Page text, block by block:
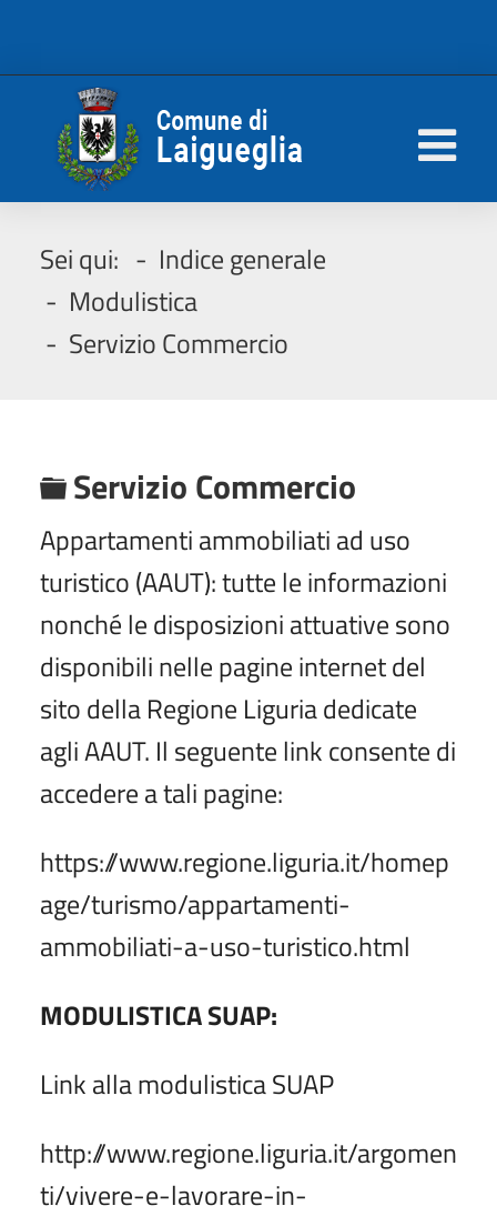
Sei qui:
Indice generale
Modulistica
Servizio Commercio
C
a
r
t
e
l
l
a
Servizio Commercio
Appartamenti ammobiliati ad uso
turistico (AAUT): tutte le informazioni
nonché le disposizioni attuative sono
disponibili nelle pagine internet del
sito della Regione Liguria dedicate
agli AAUT. Il seguente link consente di
accedere a tali pagine:
https://www.regione.liguria.it/homep
age/turismo/appartamenti-
ammobiliati-a-uso-turistico.html
MODULISTICA SUAP:
Link alla modulistica SUAP
http://www.regione.liguria.it/argomen
ti/vivere-e-lavorare-in-